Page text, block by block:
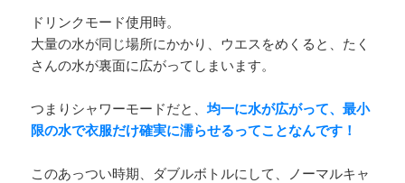
ドリンクモード使用時。
大量の水が同じ場所にかかり、ウエスをめくると、たく
さんの水が裏面に広がってしまいます。
つまりシャワーモードだと、均一に水が広がって、最小
限の水で衣服だけ確実に濡らせるってことなんです！
このあっつい時期、ダブルボトルにして、ノーマルキャ